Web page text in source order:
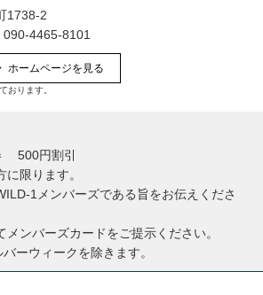
1738-2
4465-8101
おります。
ホームページを見る
500円割引
限ります。
1メンバーズである旨をお伝えくださ
ンバーズカードをご提示ください。
ーウィークを除きます。